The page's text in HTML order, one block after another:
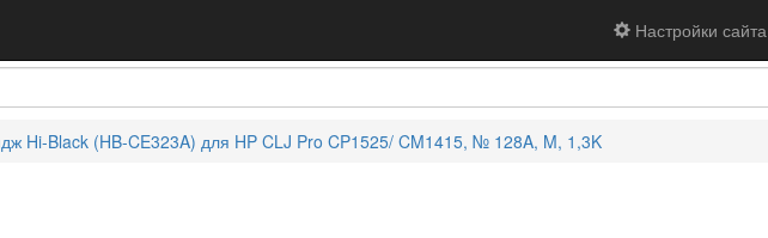
Настройки сайта
Hi-Black (HB-CE323A) для HP CLJ Pro CP1525/ CM1415, № 128A, M, 1,3K